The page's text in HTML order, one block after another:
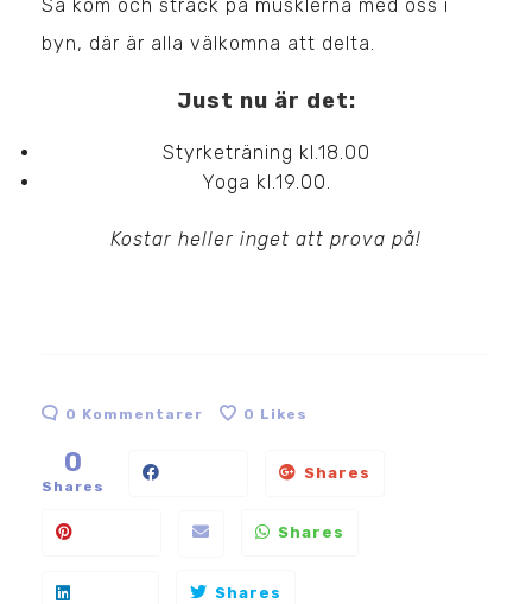
Så kom och sträck på musklerna med oss i
byn, där är alla välkomna att delta.
Just nu är det:
Styrketräning kl.18.00
Yoga kl.19.00.
Kostar heller inget att prova på!
0 Kommentarer 0 Likes
0
Shares
Shares
Shares
Shares